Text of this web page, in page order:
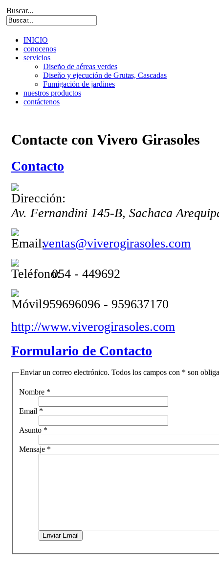
Buscar...
INICIO
conocenos
servicios
Diseño de aéreas verdes
Diseño y ejecución de Grutas, Cascadas
Fumigación de jardines
nuestros productos
contáctenos
Contacte con Vivero Girasoles
Contacto
Av. Fernandini 145-B, Sachaca
ventas@viverogirasoles.com
054 - 449692
959696096 - 959637170
http://www.viverogirasoles.com
Formulario de Contacto
Enviar un correo electrónico. Todos los campos con * son
Nombre *
Email *
Asunto *
Mensaje *
Enviar Email